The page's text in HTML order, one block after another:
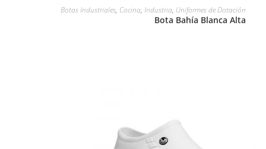
LEER MÁS
Botas Industriales, Cocina,Industria, Uniformes de Dotación
Bota Bahía Blanca Alta